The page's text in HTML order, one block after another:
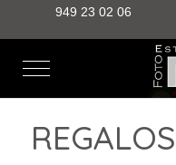
949 23 02 06
Mobile Menu Toggle
REGALOS